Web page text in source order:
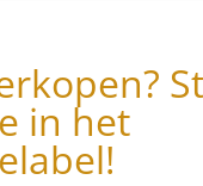
in het